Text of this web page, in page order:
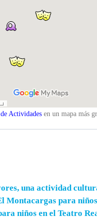
Actividades en un mapa más
una actividad
Montacargas para niños
niños en el Teatro